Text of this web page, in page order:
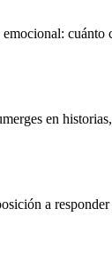
cuánto
en
a